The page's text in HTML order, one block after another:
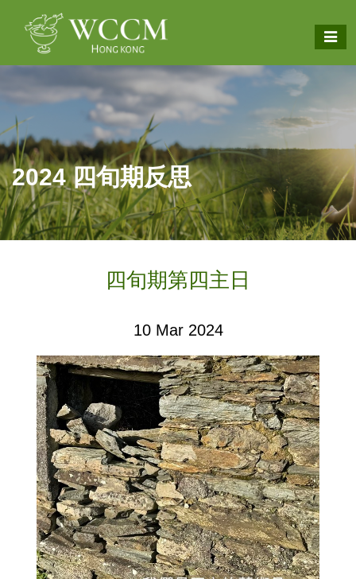
2024 四旬期反思
四旬期第四主日
10 Mar 2024